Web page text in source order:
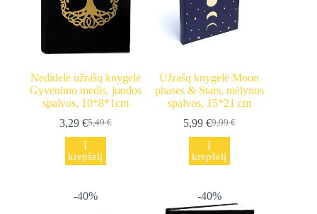
Nedidelė užrašų knygelė
Gyvenimo medis, juodos
spalvos, 10*8*1cm
5,49€
Original
price
was:
5,49 €.
3,29 €Current
price
is:
3,29 €.
Į
krepšelį
Užrašų knygelė Moon
phases & Stars, mėlynos
spalvos, 15*21 cm
9,99€
Original
price
was:
9,99 €.
5,99 €Current
price
is:
5,99 €.
Į
krepšelį
-40% -40%